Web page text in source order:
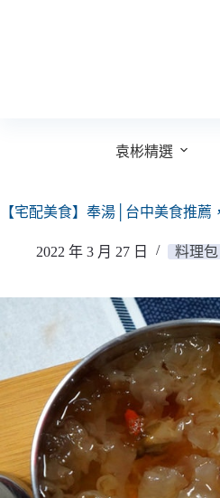
袁彬精選
【宅配美食】奉湯│台中美食推
2022 年 3 月 27 日 料理包